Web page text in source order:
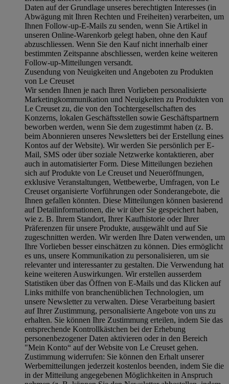
Daten auf der Grundlage unseres berechtigten Interesses (in
Abwägung mit Ihren Rechten und Freiheiten) verarbeiten, um
Ihnen Follow-up-E-Mails zu senden, wenn Sie Artikel in
unseren Online-Warenkorb gelegt haben, ohne den Kauf
abzuschliessen. Wenn Sie den Kauf nicht innerhalb einer
bestimmten Zeitspanne abschliessen, werden keine weiteren
Follow-up-Mitteilungen versandt.
Zusendung von Neuigkeiten und Angeboten zu Produkten
von Le Creuset
Wir senden Ihnen je nach Ihren Vorlieben personalisierte
Marketingkommunikation und Neuigkeiten zu Produkten von
Le Creuset zu, die von den Tochtergesellschaften des
Konzerns, lokalen Geschäftsstellen sowie Geschäftspartnern
beworben werden, wenn Sie dem zugestimmt haben (z. B.
beim Abonnieren unseres Newsletters bei der Erstellung eines
Kontos auf der Website). Wir werden Sie persönlich per E-
Mail, SMS oder über soziale Netzwerke kontaktieren, aber
auch in automatisierter Form. Diese Mitteilungen beziehen
sich auf Produkte von Le Creuset und Neueröffnungen,
exklusive Veranstaltungen, Wettbewerbe, Umfragen, von Le
Creuset organisierte Vorführungen oder Sonderangebote, die
Ihnen gefallen könnten. Diese Mitteilungen können basierend
auf Detailinformationen, die wir über Sie gespeichert haben,
wie z. B. Ihrem Standort, Ihrer Kaufhistorie oder Ihrer
Präferenzen für unsere Produkte, ausgewählt und auf Sie
zugeschnitten werden. Wir werden Ihre Daten verwenden, um
Ihre Vorlieben besser einschätzen zu können. Dies ermöglicht
es uns, unsere Kommunikation zu personalisieren, um sie
relevanter und interessanter zu gestalten. Die Verwendung hat
keine weiteren Auswirkungen. Wir erstellen ausserdem
Statistiken über das Öffnen von E-Mails und das Klicken auf
Links mithilfe von branchenüblichen Technologien, um
unsere Newsletter zu verwalten. Diese Verarbeitung basiert
auf Ihrer Zustimmung, personalisierte Angebote von uns zu
erhalten. Sie können Ihre Zustimmung erteilen, indem Sie das
entsprechende Kontrollkästchen bei der Erhebung
personenbezogener Daten aktivieren oder in den Bereich
"Mein Konto“ auf der Website von Le Creuset gehen.
Zustimmung widerrufen: Sie können den Erhalt unserer
Werbemitteilungen jederzeit kostenlos beenden, indem Sie die
in der Mitteilung angegebenen Möglichkeiten in Anspruch